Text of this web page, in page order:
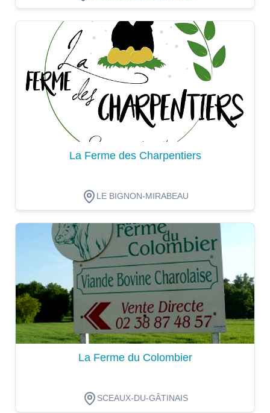
Dégustation
La Ferme des Charpentiers
LE BIGNON-MIRABEAU
Dégustation
La Ferme du Colombier
SCEAUX-DU-GÂTINAIS